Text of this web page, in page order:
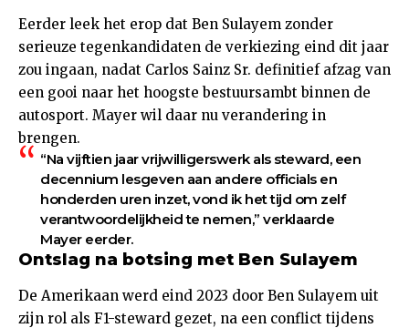
Eerder leek het erop dat Ben Sulayem zonder
serieuze tegenkandidaten de verkiezing eind dit jaar
zou ingaan, nadat Carlos Sainz Sr. definitief afzag van
een gooi naar het hoogste bestuursambt binnen de
autosport. Mayer wil daar nu verandering in
brengen.
“Na vijftien jaar vrijwilligerswerk als steward, een
decennium lesgeven aan andere officials en
honderden uren inzet, vond ik het tijd om zelf
verantwoordelijkheid te nemen,” verklaarde
Mayer eerder.
Ontslag na botsing met Ben Sulayem
De Amerikaan werd eind 2023 door Ben Sulayem uit
zijn rol als F1-steward gezet, na een conflict tijdens